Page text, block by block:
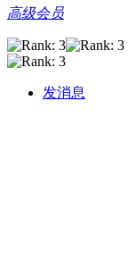
高级会员
发消息